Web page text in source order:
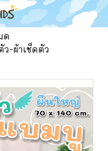
ด
-ผ้าเช็ดตัว